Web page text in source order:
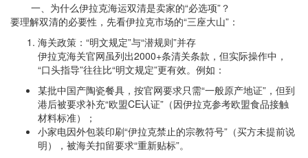
一、为什么伊拉克海运双清是卖家的“必选项”？
要理解双清的必要性，先看伊拉克市场的“三座大山”：
海关政策：“明文规定”与“潜规则”并存
伊拉克海关官网虽列出2000+条清关条款，但实际操作中，
“口头指导”往往比“明文规定”更有效。例如：
某批中国产陶瓷餐具，按官网要求只需“一般原产地证”，但到
港后被要求补充“欧盟CE认证”（因伊拉克参考欧盟食品接触
材料标准）；
小家电因外包装印刷“伊拉克禁止的宗教符号”（买方未提前说
明），被海关扣留要求“重新贴标”。